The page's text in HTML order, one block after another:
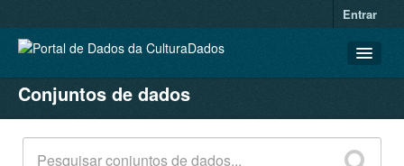
Entrar
CONJUNTOS DE DADOS
ORGANIZAÇÕES
GRUPOS
Conjuntos de dados